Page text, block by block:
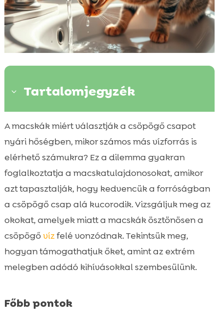
3 Tartalomjegyzék
 A csöpögő csap vonzereje
 A hűsölés fontossága a macskák számára
 Miért kedvelik a macskák a folyóvizet?
 Hogyan lehet a csöpögő csap egészséges
a macskának?
A csöpögő csap pszichológiai hatásai
A vízszűrők szerepe és fontossága
Vízi szórakozás a macskák számára
nyáron
 Alternatívák a csöpögő csap helyett
CricksyCat macskatáp: Tökéletes választás

Jasper száraztáp: Egészséges és
A macskák miért választják a csöpögő csapot
nyári hőségben, mikor számos más vízforrás is
elérhető számukra? Ez a dilemma gyakran
foglalkoztatja a macskatulajdonosokat, amikor
azt tapasztalják, hogy kedvencük a forróságban
a csöpögő csap alá kucorodik. Vizsgáljuk meg az
okokat, amelyek miatt a macskák ösztönösen a
csöpögő vízfelé vonzódnak. Tekintsük meg,
hogyan támogathatjuk őket, amint az extrém
melegben adódó kihívásokkal szembesülünk.
Főbb pontok